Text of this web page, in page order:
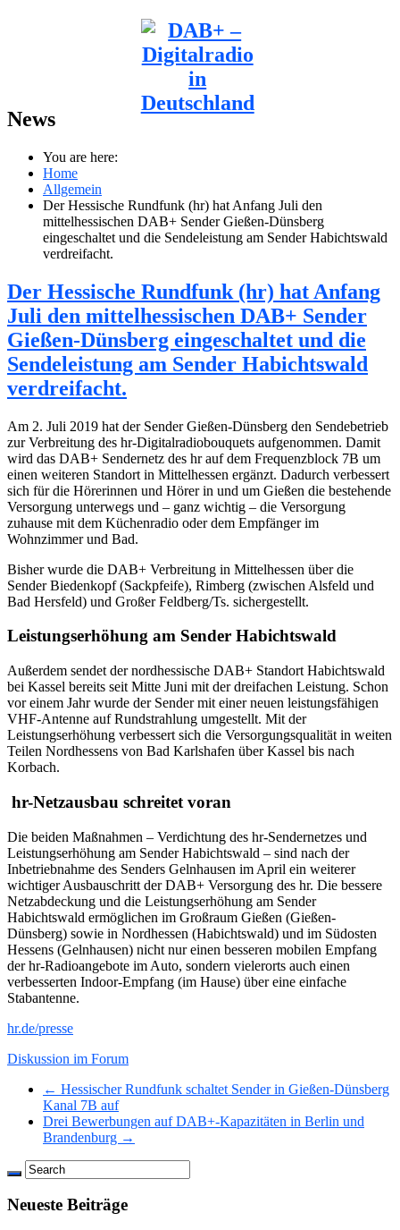
News
You are here:
Home
Allgemein
Der Hessische Rundfunk (hr) hat Anfang Juli den
mittelhessischen DAB+ Sender Gießen-Dünsberg
eingeschaltet und die Sendeleistung am Sender Habichtswald
verdreifacht.
Der Hessische Rundfunk (hr) hat Anfang
Juli den mittelhessischen DAB+ Sender
Gießen-Dünsberg eingeschaltet und die
Sendeleistung am Sender Habichtswald
verdreifacht.
Am 2. Juli 2019 hat der Sender Gießen-Dünsberg den Sendebetrieb
zur Verbreitung des hr-Digitalradiobouquets aufgenommen. Damit
wird das DAB+ Sendernetz des hr auf dem Frequenzblock 7B um
einen weiteren Standort in Mittelhessen ergänzt. Dadurch verbessert
sich für die Hörerinnen und Hörer in und um Gießen die bestehende
Versorgung unterwegs und – ganz wichtig – die Versorgung
zuhause mit dem Küchenradio oder dem Empfänger im
Wohnzimmer und Bad.
Bisher wurde die DAB+ Verbreitung in Mittelhessen über die
Sender Biedenkopf (Sackpfeife), Rimberg (zwischen Alsfeld und
Bad Hersfeld) und Großer Feldberg/Ts. sichergestellt.
Leistungserhöhung am Sender Habichtswald
Außerdem sendet der nordhessische DAB+ Standort Habichtswald
bei Kassel bereits seit Mitte Juni mit der dreifachen Leistung. Schon
vor einem Jahr wurde der Sender mit einer neuen leistungsfähigen
VHF-Antenne auf Rundstrahlung umgestellt. Mit der
Leistungserhöhung verbessert sich die Versorgungsqualität in weiten
Teilen Nordhessens von Bad Karlshafen über Kassel bis nach
Korbach.
hr-Netzausbau schreitet voran
Die beiden Maßnahmen – Verdichtung des hr-Sendernetzes und
Leistungserhöhung am Sender Habichtswald – sind nach der
Inbetriebnahme des Senders Gelnhausen im April ein weiterer
wichtiger Ausbauschritt der DAB+ Versorgung des hr. Die bessere
Netzabdeckung und die Leistungserhöhung am Sender
Habichtswald ermöglichen im Großraum Gießen (Gießen-
Dünsberg) sowie in Nordhessen (Habichtswald) und im Südosten
Hessens (Gelnhausen) nicht nur einen besseren mobilen Empfang
der hr-Radioangebote im Auto, sondern vielerorts auch einen
verbesserten Indoor-Empfang (im Hause) über eine einfache
Stabantenne.
hr.de/presse
Diskussion im Forum
← Hessischer Rundfunk schaltet Sender in Gießen-Dünsberg
Kanal 7B auf
Drei Bewerbungen auf DAB+-Kapazitäten in Berlin und
Brandenburg →
Neueste Beiträge